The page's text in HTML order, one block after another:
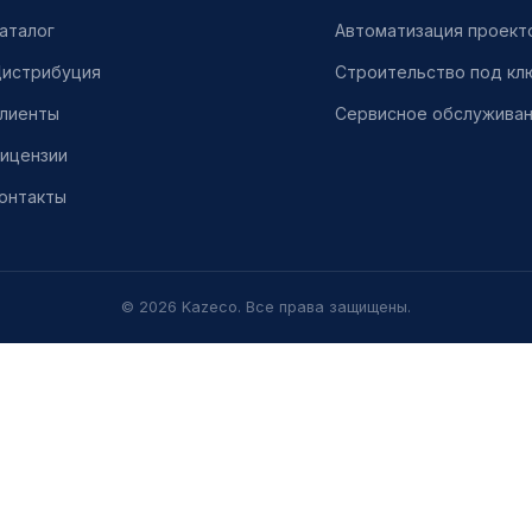
Автоматизация
Строительство под
Сервисное
© 2026 Kazeco. Все права защищены.